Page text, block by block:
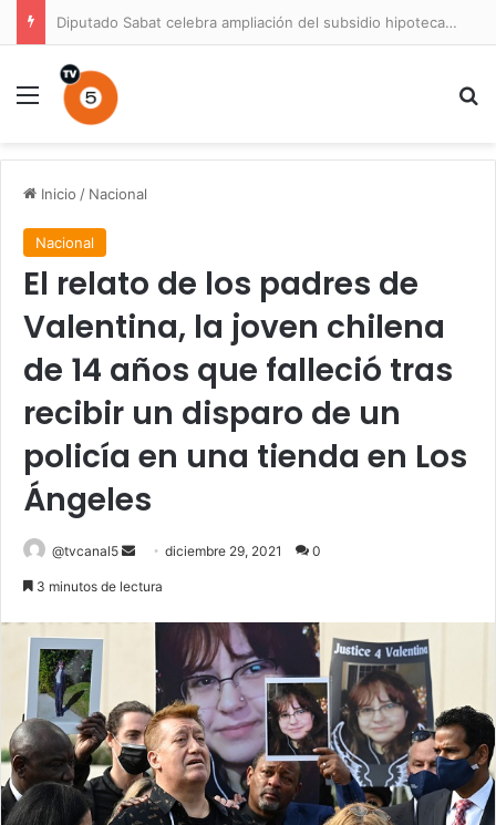
Diputado Sabat celebra ampliación del subsidio hipotecario con viviendas de hasta 6.000 UF
Menú
Inicio / Nacional
Nacional
El relato de los padres de
Valentina, la joven chilena
de 14 años que falleció tras
recibir un disparo de un
policía en una tienda en Los
Ángeles
@tvcanal5
Senddiciembre 29, 2021 0
3 minutos de lectura